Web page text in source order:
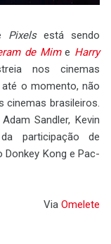
Pixelsestá sendo
de Mime Harry
nos cinemas
o momento, não
cinemas brasileiros.
Sandler, Kevin
participação de
Kong e Pac-
Via Omelete